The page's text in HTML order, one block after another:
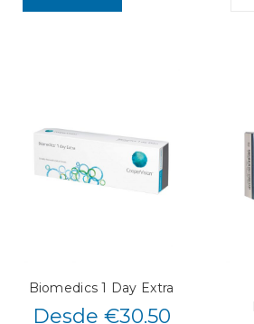
Biomedics 1 Day Extra
Desde €30.50